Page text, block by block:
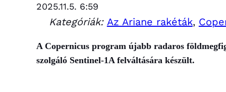
2025.11.5. 6:59
Kategóriák: Az Ariane rakéták,
A Copernicus program újabb radaros
szolgáló Sentinel-1A felváltására készült.